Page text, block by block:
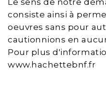
Le sens de notre
consiste ainsi à
oeuvres sans pour
cautionnions en
Pour plus
www.hachettebnf.fr